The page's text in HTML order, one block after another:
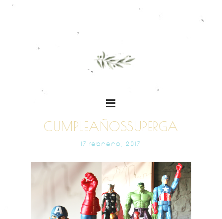
CUMPLEAÑOSSUPERGA
17 FEBRERO, 2017